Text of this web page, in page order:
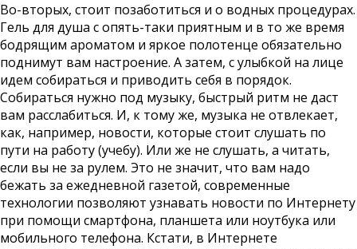
Во-вторых, стоит позаботиться и о водных процедурах.
Гель для душа с опять-таки приятным и в то же время
бодрящим ароматом и яркое полотенце обязательно
поднимут вам настроение. А затем, с улыбкой на лице
идем собираться и приводить себя в порядок.
Собираться нужно под музыку, быстрый ритм не даст
вам расслабиться. И, к тому же, музыка не отвлекает,
как, например, новости, которые стоит слушать по
пути на работу (учебу). Или же не слушать, а читать,
если вы не за рулем. Это не значит, что вам надо
бежать за ежедневной газетой, современные
технологии позволяют узнавать новости по Интернету
при помощи смартфона, планшета или ноутбука или
мобильного телефона. Кстати, в Интернете